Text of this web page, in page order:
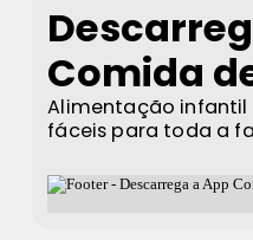
Comida
Alimentação infantil
fáceis para toda a